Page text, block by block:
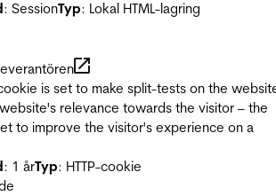
: SessionTyp: Lokal HTML-lagring
is set to make split-tests on the
relevance towards the visitor – the
to improve the visitor's experience on a
: 1 årTyp: HTTP-cookie